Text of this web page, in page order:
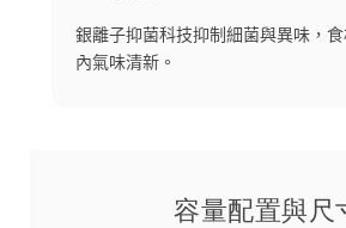
銀離子抑菌科技抑制細菌與異味，
內氣味清新。
容量配置與尺